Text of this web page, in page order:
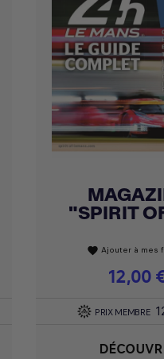
Achat
"SPIRIT
favorite Ajouter à mes
Prix
12,00
PRIX MEMBRE